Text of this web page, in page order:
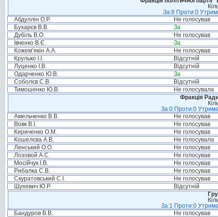
За:8 Проти:0
Абдуллін О.Р.
Не голосував
Бухарєв В.В.
За
Дубіль В.О.
Не голосував
Івченко В.Є.
За
Кожем’якін А.А.
Не голосував
Крулько І.І.
Відсутній
Луценко І.В.
Відсутній
Одарченко Ю.В.
За
Соболєв С.В.
Відсутній
Тимошенко Ю.В.
Не голосувала
Фракція
За:0 Проти:0
Амельченко В.В.
Не голосував
Вовк В.І.
Не голосував
Кириченко О.М.
Не голосував
Кошелєва А.В.
Не голосувала
Ленський О.О.
Не голосував
Лозовой А.С.
Не голосував
Мосійчук І.В.
Не голосував
Рибалка С.В.
Не голосував
Скуратовський С.І.
Не голосував
Шухевич Ю.Р.
Відсутній
За:1 Проти:0
Бандуров В.В.
Не голосував